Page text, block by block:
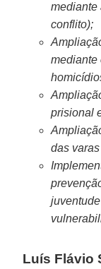
mediante
conflito);
mediante
prisional
das
Luís Flávio